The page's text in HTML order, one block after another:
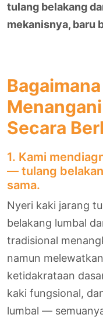
tulang belakang
mekanisnya, baru
Secara
1. Kami
— tulang
sama.
Nyeri kaki jarang
belakang lumbal
tradisional
namun
ketidakrataan
kaki fungsional,
lumbal —